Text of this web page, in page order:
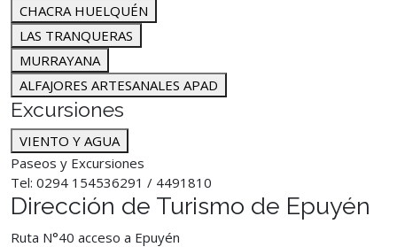
CHACRA HUELQUÉN
LAS TRANQUERAS
MURRAYANA
ALFAJORES ARTESANALES APAD
Excursiones
VIENTO Y AGUA
Paseos y Excursiones
Tel: 0294 154536291 / 4491810
Dirección de Turismo de Epuyén
Ruta N°40 acceso a Epuyén